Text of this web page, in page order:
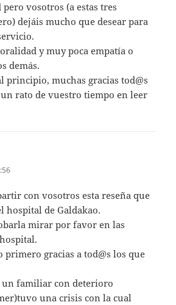
pero vosotros (a estas tres
dejáis mucho que desear para
y muy poca empatía o
demás.
principio, muchas gracias tod@s
rato de vuestro tiempo en leer
con vosotros esta reseña que
hospital de Galdakao.
mirar por favor en las
primero gracias a tod@s los que
un familiar con deterioro
una crisis con la cual